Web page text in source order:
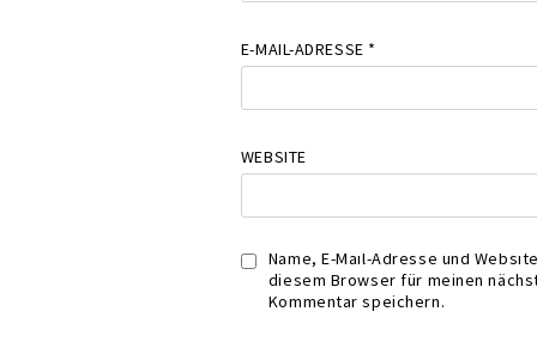
E-MAIL-ADRESSE *
WEBSITE
Name, E-Mail-Adresse und
diesem Browser für meinen
Kommentar speichern.